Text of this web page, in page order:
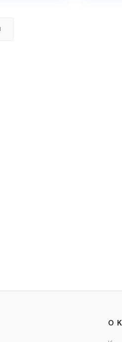
О